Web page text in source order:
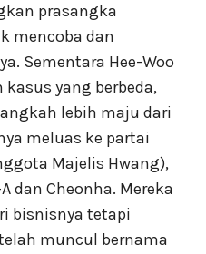
prasangka
mencoba dan
Sementara Hee-Woo
yang berbeda,
lebih maju dari
meluas ke partai
Majelis Hwang),
dan Cheonha. Mereka
bisnisnya tetapi
muncul bernama